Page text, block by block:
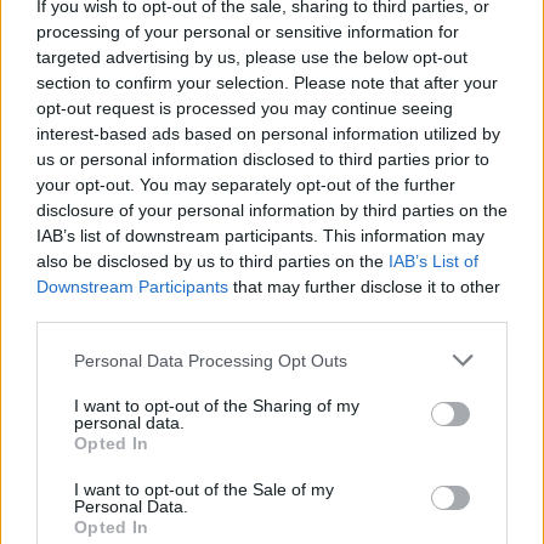
If you wish to opt-out of the sale, sharing to third parties, or
processing of your personal or sensitive information for
targeted advertising by us, please use the below opt-out
section to confirm your selection. Please note that after your
opt-out request is processed you may continue seeing
interest-based ads based on personal information utilized by
us or personal information disclosed to third parties prior to
your opt-out. You may separately opt-out of the further
disclosure of your personal information by third parties on the
IAB’s list of downstream participants. This information may
also be disclosed by us to third parties on the IAB’s List of
Downstream Participants that may further disclose it to other
Please note that this website/app uses one or more Google
not limited to your visit or usage behaviour. You may click to
grant or deny consent to Google and its third-party tags to
use your data for below specified purposes in below Google
consent section.
Personal Data Processing Opt Outs
I want to opt-out of the Sharing of my
personal data.
Opted In
I want to opt-out of the Sale of my
Personal Data.
Opted In
10:0115.09.24
Τι θα συμβεί στο σώμα
σας αν τρώτε τακτικά
μπρόκολο
08:0206.12.23
Τι είναι το Tech Neck
και ποια η σωστή
στάση σώματος
ΔΙΑΦΗΜΙΣΗ